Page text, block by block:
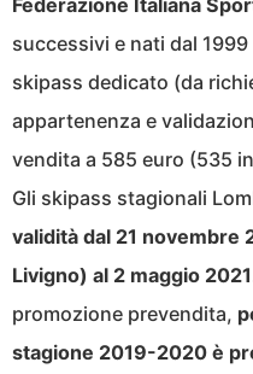
Federazione Italiana
successivi e nati dal
skipass dedicato (da
appartenenza e
vendita a 585 euro (535
Gli skipass stagionali
validità dal 21 novembre
Livigno) al 2 maggio 2021
promozione prevendita,
stagione 2019-2020 è